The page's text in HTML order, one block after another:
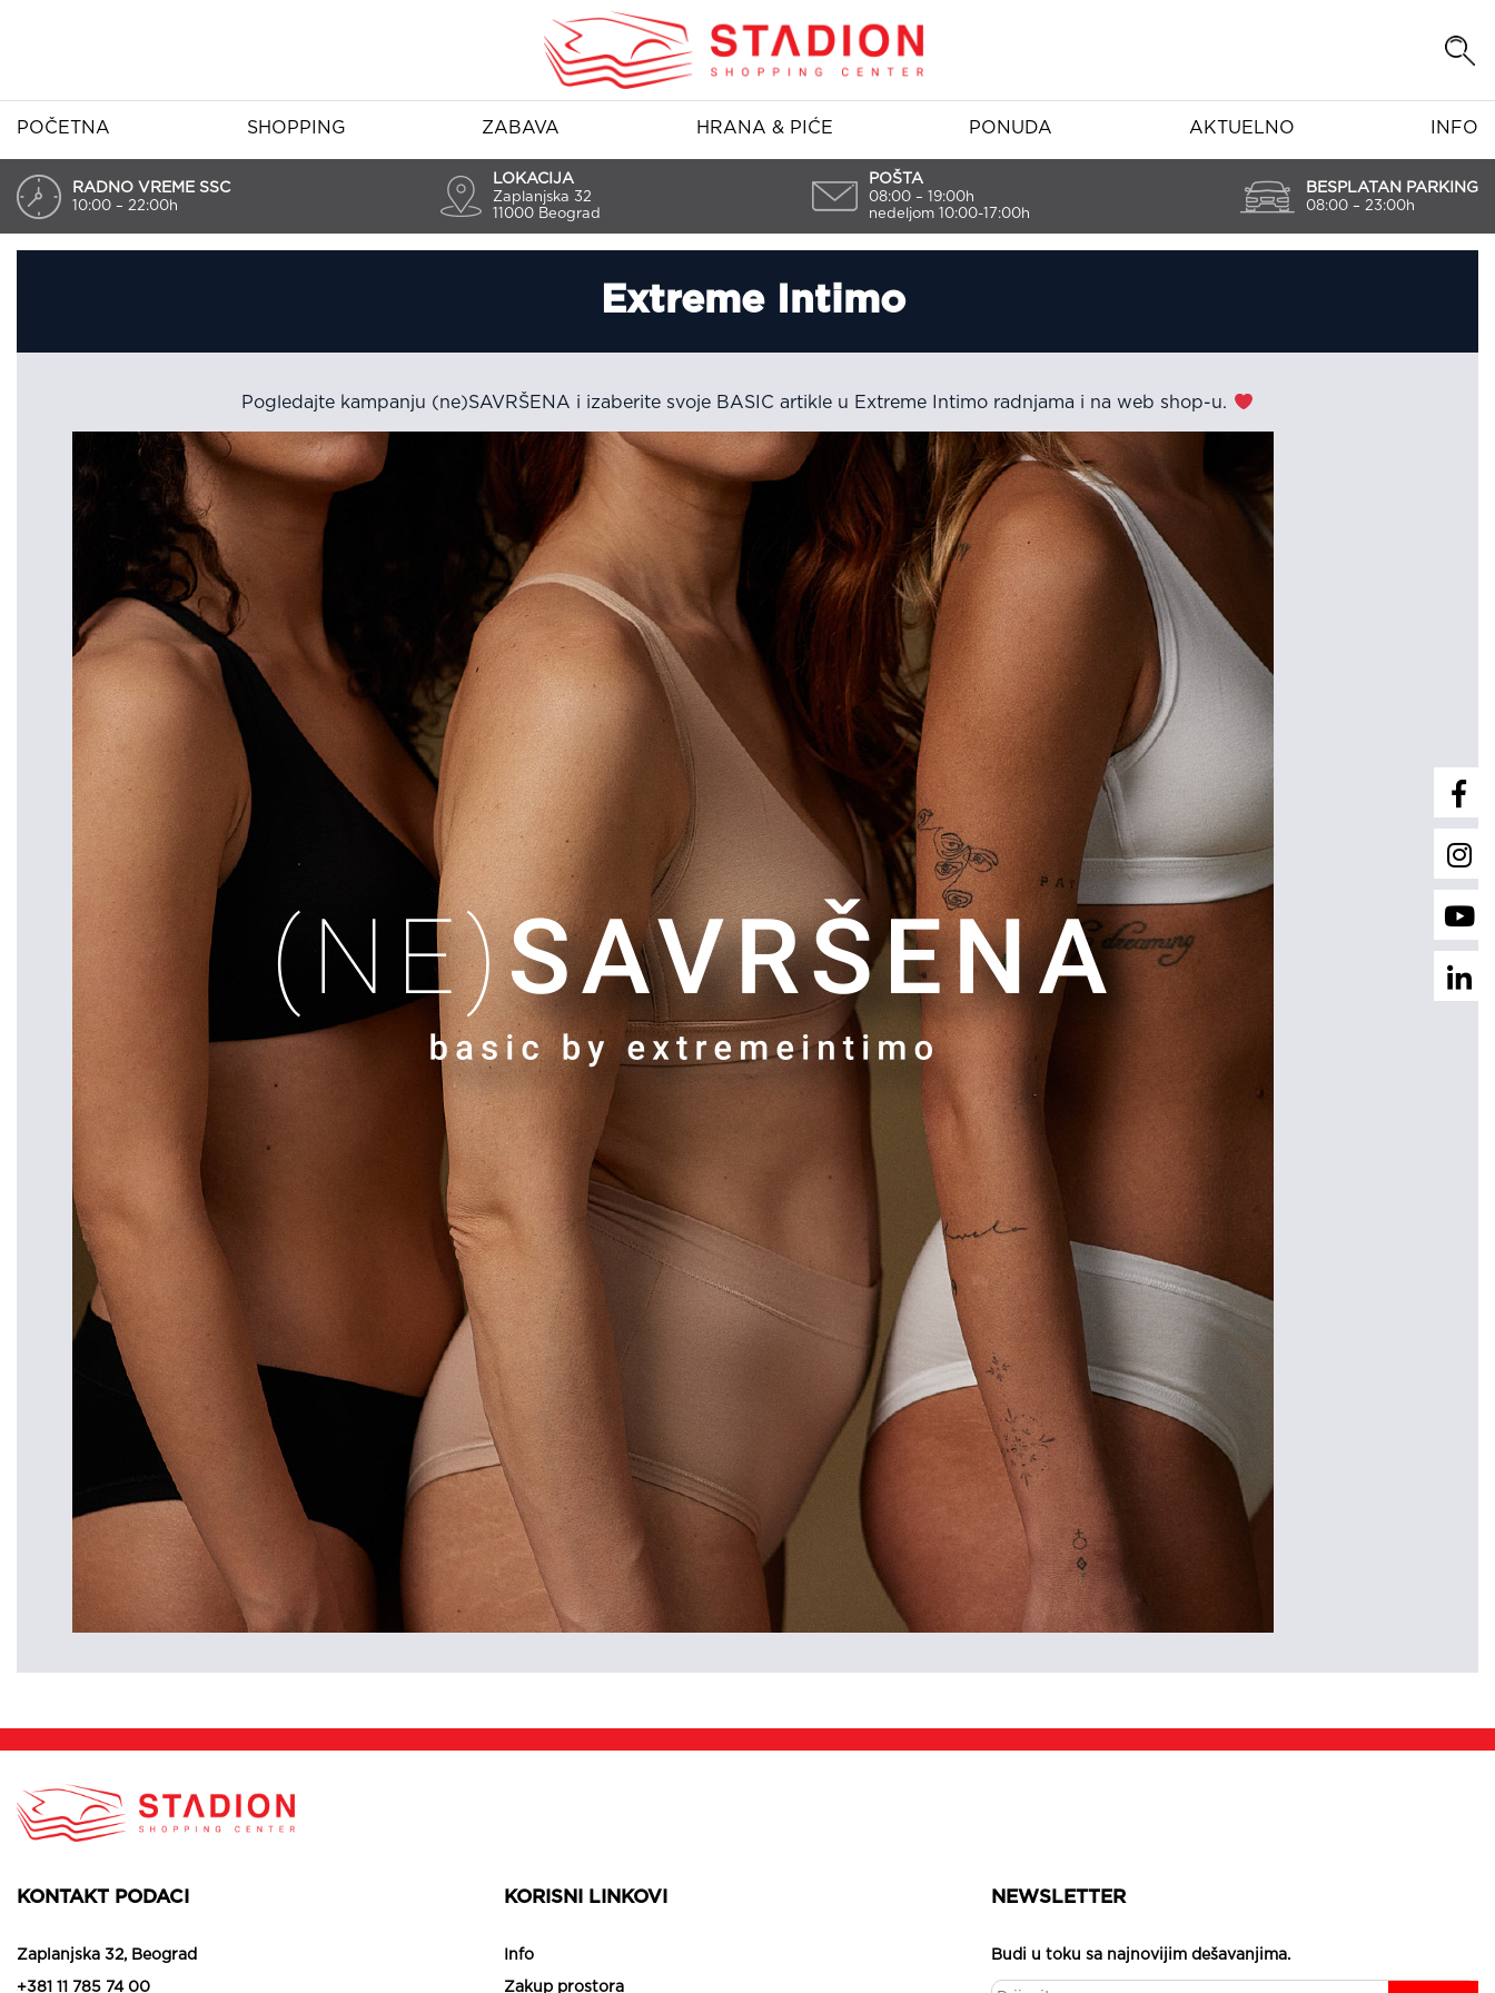
POČETNA SHOPPING ZABAVA HRANA & PIĆE PONUDA AKTUELNO INFO
RADNO VREME SSC
10:00 – 22:00h
LOKACIJA
Zaplanjska 32
11000 Beograd
POŠTA
08:00 – 19:00h
nedeljom 10:00-17:00h
BESPLATAN PARKING
08:00 – 23:00h
Extreme Intimo
Pogledajte kampanju (ne)SAVRŠENA i izaberite svoje BASIC artikle u Extreme Intimo radnjama i na web shop-u.
KONTAKT PODACI
Zaplanjska 32, Beograd
+381 11 785 74 00
KORISNI LINKOVI
Info
Zakup prostora
NEWSLETTER
Budi u toku sa najnovijim dešavanjima.